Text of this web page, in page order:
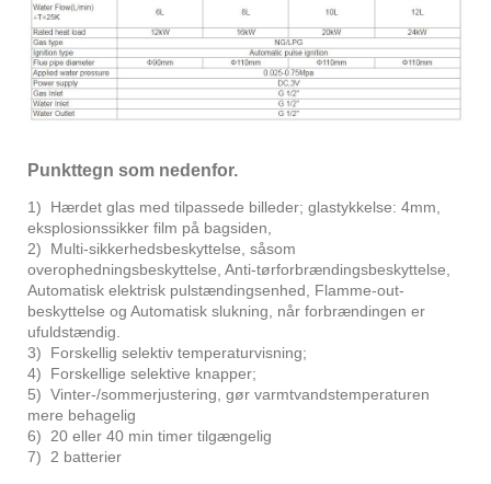
Punkttegn som nedenfor.
1) Hærdet glas med tilpassede billeder; glastykkelse: 4mm,
eksplosionssikker film på bagsiden,
2) Multi-sikkerhedsbeskyttelse, såsom
overophedningsbeskyttelse, Anti-tørforbrændingsbeskyttelse,
Automatisk elektrisk pulstændingsenhed, Flamme-out-
beskyttelse og Automatisk slukning, når forbrændingen er
ufuldstændig.
3) Forskellig selektiv temperaturvisning;
4) Forskellige selektive knapper;
5) Vinter-/sommerjustering, gør varmtvandstemperaturen
mere behagelig
6) 20 eller 40 min timer tilgængelig
7) 2 batterier